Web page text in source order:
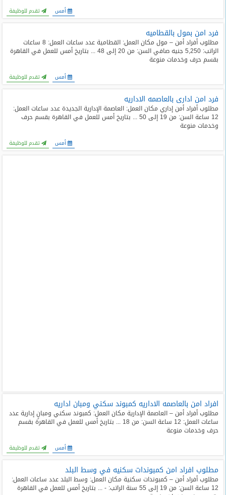
أمس تقدم للوظيفة
فرد امن بمول بالقطاميه
مطلوب أفراد أمن – مول مكان العمل: القطامية عدد ساعات العمل: 8 ساعات
الراتب: 5,250 جنيه صافي السن: من 20 إلى 48 ... بتاريخ أمس للعمل في القاهرة
بقسم حرف وخدمات منوعة
أمس تقدم للوظيفة
فرد امن ادارى بالعاصمه الاداريه
مطلوب أفراد أمن إداري مكان العمل: العاصمة الإدارية الجديدة عدد ساعات العمل:
12 ساعة السن: من 19 إلى 50 ... بتاريخ أمس للعمل في القاهرة بقسم حرف
وخدمات منوعة
أمس تقدم للوظيفة
افراد امن بالعاصمه الاداريه كمبوند سكني ومبان اداريه
مطلوب أفراد أمن – العاصمة الإدارية مكان العمل: كمبوند سكني ومبانٍ إدارية عدد
ساعات العمل: 12 ساعة السن: من 18 ... بتاريخ أمس للعمل في القاهرة بقسم
حرف وخدمات منوعة
أمس تقدم للوظيفة
مطلوب افراد امن كمبوندات سكنيه في وسط البلد
مطلوب أفراد أمن – كمبوندات سكنية مكان العمل: وسط البلد عدد ساعات العمل:
12 ساعة السن: من 19 إلى 55 سنة الراتب: - ... بتاريخ أمس للعمل في القاهرة